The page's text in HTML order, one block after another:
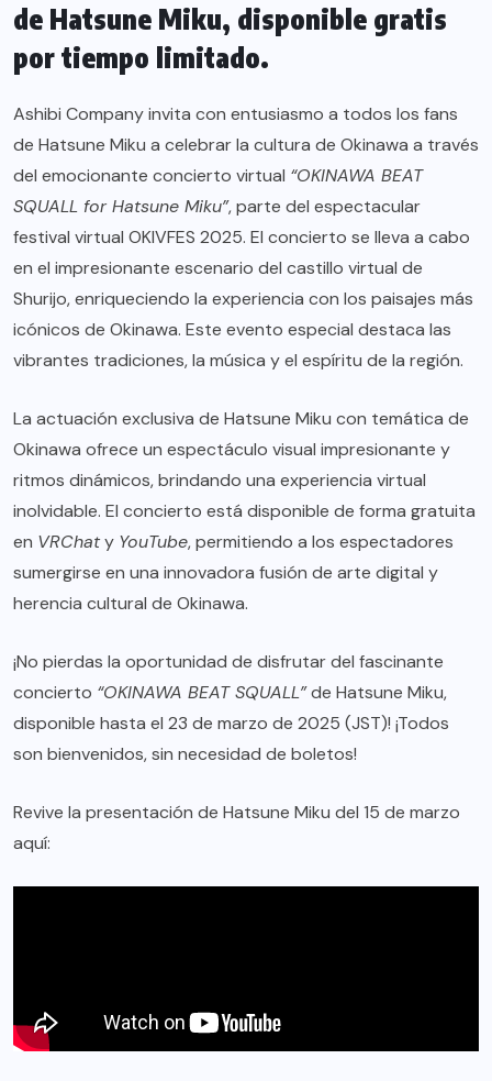
de Hatsune Miku, disponible gratis
por tiempo limitado.
Ashibi Company invita con entusiasmo a todos los fans
de Hatsune Miku a celebrar la cultura de Okinawa a través
del emocionante concierto virtual “OKINAWA BEAT
SQUALL for Hatsune Miku”, parte del espectacular
festival virtual OKIVFES 2025. El concierto se lleva a cabo
en el impresionante escenario del castillo virtual de
Shurijo, enriqueciendo la experiencia con los paisajes más
icónicos de Okinawa. Este evento especial destaca las
vibrantes tradiciones, la música y el espíritu de la región.
La actuación exclusiva de Hatsune Miku con temática de
Okinawa ofrece un espectáculo visual impresionante y
ritmos dinámicos, brindando una experiencia virtual
inolvidable. El concierto está disponible de forma gratuita
en VRChaty YouTube, permitiendo a los espectadores
sumergirse en una innovadora fusión de arte digital y
herencia cultural de Okinawa.
¡No pierdas la oportunidad de disfrutar del fascinante
concierto “OKINAWA BEAT SQUALL”de Hatsune Miku,
disponible hasta el 23 de marzo de 2025 (JST)! ¡Todos
son bienvenidos, sin necesidad de boletos!
Revive la presentación de Hatsune Miku del 15 de marzo
aquí: